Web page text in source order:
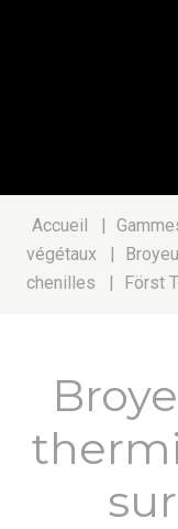
Accueil |
végétaux
|
chenilles
| Först